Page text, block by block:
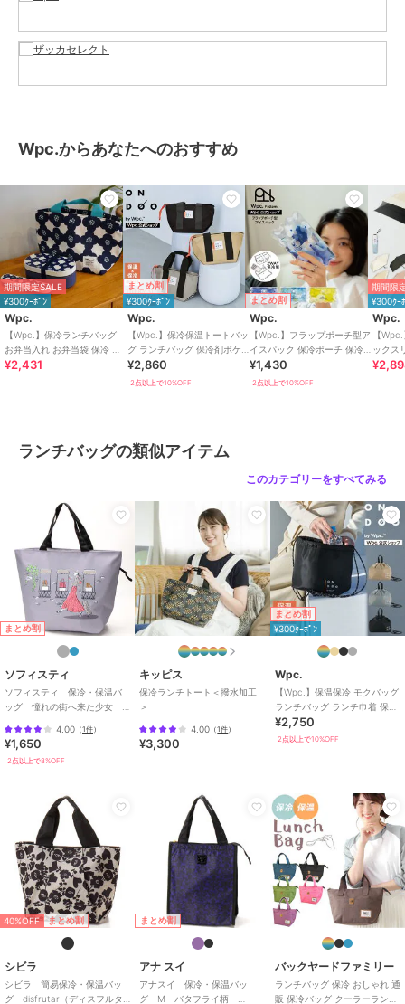
空もようはかえられなくても、心もようは変えられるもの。
なる場合がございます。
この商品は無料ギフトサービスの対象商品です
>>無料ギフトサービスについての詳細はこちら
ブランド Wpc.
Wpc. ザッカセレクト
商品カテゴリ バッグ ／ランチバッグ
レディース
フ
素材
表生地：ポリエステル100％ / 中生
地：アルミニウム
商品のお取り扱い方法
特徴
バッグ
ポリエステル素材/花柄/中
（幅21～30cm以下）/洗える/
アウトドア
軽量 700ｇ以下
ランチバッグ
ポリエステル素材/花柄
中
（幅21～30cm以下）
洗える /
アウトドア/軽量 700ｇ以下
原産国 中国
Wpc.からあなたへのおすすめ
期間限定SALE
¥300ｸｰﾎﾟﾝ
Wpc.
【Wpc.】保冷ランチバッグ
お弁当入れ お弁当袋 保冷 大
きめ レディース
¥2,431
まとめ割
¥300ｸｰﾎﾟﾝ
Wpc.
【Wpc.】保冷保温トートバッ
グ ランチバッグ 保冷剤ポケ
ット付き ランチトート バッ
グ ONDOO
¥2,860
2点以上で10%OFF
まとめ割
Wpc.
【Wpc.】フラップポーチ型ア
イスパック 保冷ポーチ 保冷
剤 大判
¥1,430
2点以上で10%OFF
期間限
¥300ｸｰ
Wpc.
【
ックス
100%
ランチバッグの類似アイテム
このカテゴリーをすべてみる
まとめ割
ソフィスティ
ソフィスティ 保冷・保温バ
ッグ 憧れの街へ来た少女
4.00 （1件）
¥1,650
2点以上で8%OFF
キッピス
保冷ランチトート＜撥水加工
＞
4.00 （1件）
¥3,300
まとめ割
¥300ｸｰﾎﾟﾝ
Wpc.
【Wpc.】保温保冷 モクバッグ
ランチバッグ ランチ巾着 保冷
ポケット はっ水 メンズ レディ
ース
¥2,750
2点以上で10%OFF
40%OFF まとめ割
シビラ
シビラ 簡易保冷・保温バッ
グ disfrutar（ディスフルタ
まとめ割
アナ スイ
アナスイ 保冷・保温バッ
グ M バタフライ柄
バックヤードファミリー
ランチバッグ 保冷 おしゃれ 通
販 保冷バッグ クーラーランチ